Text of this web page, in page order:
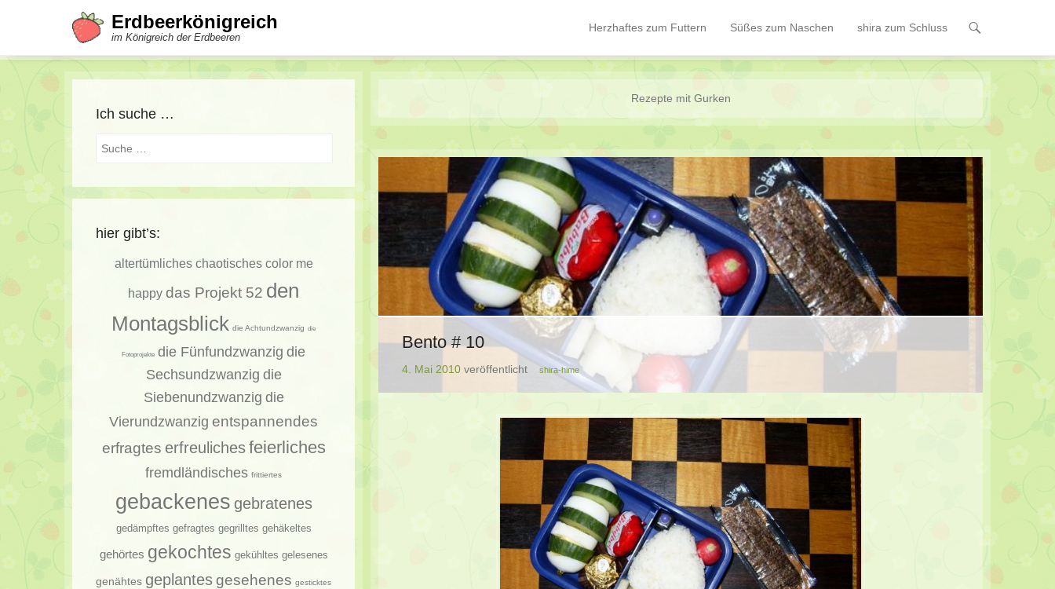
Erdbeerkönigreich
im Königreich der Erdbeeren
Hauptmenü
Springe zum Inhalt
Herzhaftes zum Futtern Süßes zum Naschen shira zum Schluss
Rezepte mit Gurken
Bento # 10
4. Mai 2010 veröffentlicht shira-hime
Ich suche …
Suche
hier gibt’s:
altertümliches chaotisches color me
happy das Projekt 52 den
Montagsblick die Achtundzwanzig die
Fotoprojekte die Fünfundzwanzig die
Sechsundzwanzig die
Siebenundzwanzig die
Vierundzwanzig entspannendes
erfragtes erfreuliches feierliches
fremdländisches frittiertes
gebackenes gebratenes
gedämpftes gefragtes gegrilltes gehäkeltes
gehörtes gekochtes gekühltes gelesenes
genähtes geplantesgesehenes gesticktes